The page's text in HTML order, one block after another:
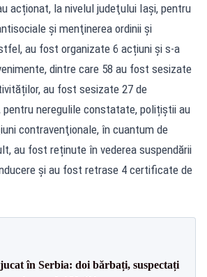
acționat, la nivelul judeţului Iaşi, pentru
şi menţinerea ordinii şi
au fost organizate 6 acțiuni și s-a
dintre care 58 au fost sesizate
au fost sesizate 27 de
neregulile constatate, polițiștii au
contravenţionale, în cuantum de
au fost reținute în vederea suspendării
și au fost retrase 4 certificate de
în Serbia: doi bărbați, suspectați